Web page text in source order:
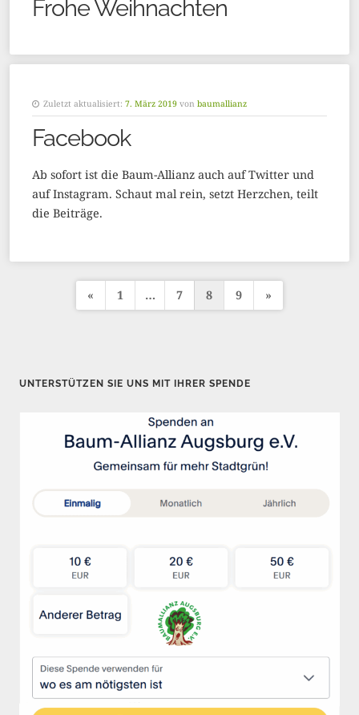
Frohe Weihnachten
Zuletzt aktualisiert: 7. März 2019 von baumallianz
Facebook
Ab sofort ist die Baum-Allianz auch auf Twitter und
auf Instagram. Schaut mal rein, setzt Herzchen, teilt
die Beiträge.
t
n
u
m
e
r
e
r
« 1 … 7 8 9 »
UNTERSTÜTZEN SIE UNS MIT IHRER SPENDE